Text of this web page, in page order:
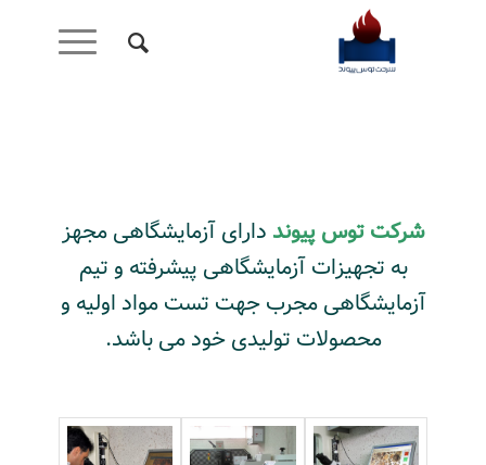
شرکت توس پیوند دارای آزمایشگاهی مجهز
به تجهیزات آزمایشگاهی پیشرفته و تیم
آزمایشگاهی مجرب جهت تست مواد اولیه و
محصولات تولیدی خود می باشد.